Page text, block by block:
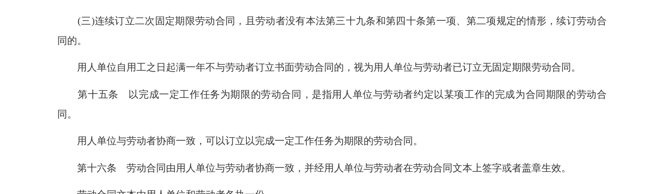
(三)连续订立二次固定期限劳动合同，且劳动者没有本法第三十九条和第四十条第一项、第二项规定的情形，续订劳动合
同的。
用人单位自用工之日起满一年不与劳动者订立书面劳动合同的，视为用人单位与劳动者已订立无固定期限劳动合同。
第十五条 以完成一定工作任务为期限的劳动合同，是指用人单位与劳动者约定以某项工作的完成为合同期限的劳动合
同。
用人单位与劳动者协商一致，可以订立以完成一定工作任务为期限的劳动合同。
第十六条 劳动合同由用人单位与劳动者协商一致，并经用人单位与劳动者在劳动合同文本上签字或者盖章生效。